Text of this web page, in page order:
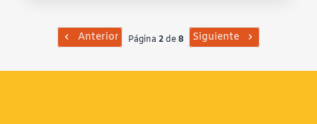
Anterior Página 2 de8 Siguiente